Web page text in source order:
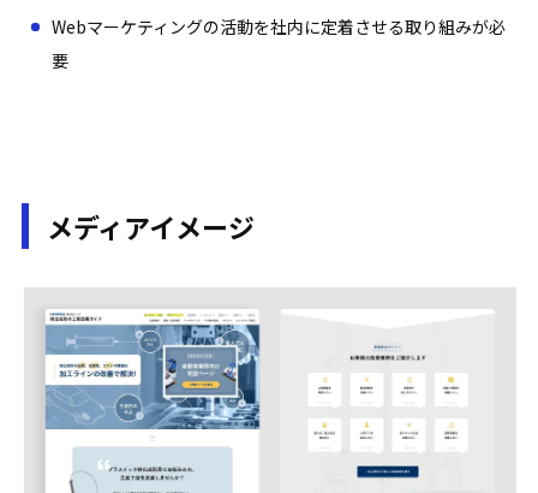
Webマーケティングの活動を社内に定着させる取り組みが必
要
メディアイメージ